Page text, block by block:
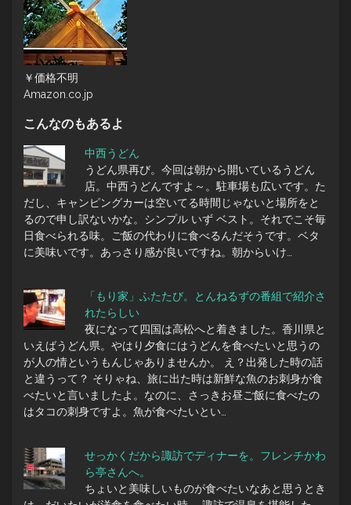
￥価格不明
Amazon.co.jp
こんなのもあるよ
中西うどん
うどん県再び。今回は朝から開いているうどん
店。中西うどんですよ～。駐車場も広いです。た
だし、キャンピングカーは空いてる時間じゃないと場所をと
るので申し訳ないかな。シンプル いず ベスト。それでこそ毎
日食べられる味。ご飯の代わりに食べるんだそうです。ベタ
に美味いです。あっさり感が良いですね。朝からいけ…
「もり家」ふたたび。とんねるずの番組で紹介さ
れたらしい
夜になって四国は高松へと着きました。香川県と
いえばうどん県。やはり夕食にはうどんを食べたいと思うの
が人の情というもんじゃありませんか。 え？出発した時の話
と違うって？ そりゃね、旅に出た時は新鮮な魚のお刺身が食
べたいと言いましたよ。なのに、さっきお昼ご飯に食べたの
はタコの刺身ですよ。魚が食べたいとい…
せっかくだから諏訪でディナーを。フレンチかわ
ら亭さんへ。
ちょいと美味しいものが食べたいなあと思うとき